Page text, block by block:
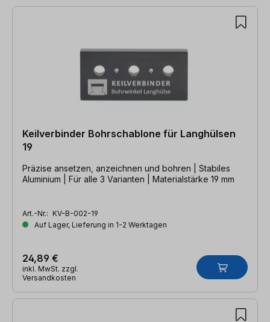
Keilverbinder Bohrschablone für Langhülsen
19
Präzise ansetzen, anzeichnen und bohren | Stabiles
Aluminium | Für alle 3 Varianten | Materialstärke 19 mm
Art.-Nr.: KV-B-002-19
Auf Lager, Lieferung in 1-2 Werktagen
24,89 €
inkl. MwSt. zzgl.
Versandkosten